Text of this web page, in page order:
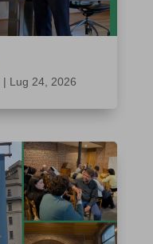
| Lug 24, 2026